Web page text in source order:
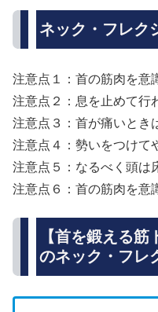
ネック・フレク
注意点１：首の筋肉を意
注意点２：息を止めて行
注意点３：首が痛いとき
注意点４：勢いをつけて
注意点５：なるべく頭は
注意点６：首の筋肉を意
【首を鍛える
のネック・フレ